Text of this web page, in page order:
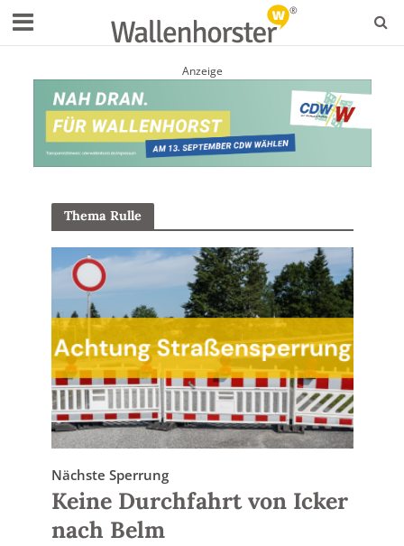
Anzeige
Thema Rulle
Nächste Sperrung
Keine Durchfahrt von Icker
nach Belm